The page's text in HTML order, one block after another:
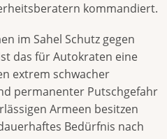
kommandiert.
im Sahel Schutz gegen
das für Autokraten eine
extrem schwacher
permanenter Putschgefahr
Armeen besitzen
Bedürfnis nach